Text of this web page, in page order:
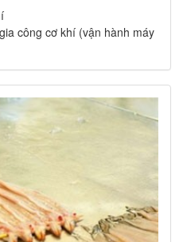
công cơ khí (vận hành máy